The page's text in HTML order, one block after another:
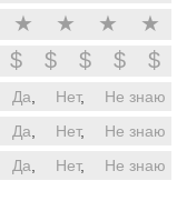
★ ★ ★ ★
$ $ $ $ $
Да Нет,
Не знаю
Да Нет,
Не знаю
Да Нет, Не знаю